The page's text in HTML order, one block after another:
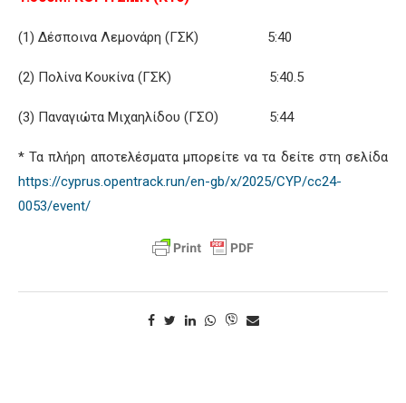
(1) Δέσποινα Λεμονάρη (ΓΣΚ) 5:40
(2) Πολίνα Κουκίνα (ΓΣΚ) 5:40.5
(3) Παναγιώτα Μιχαηλίδου (ΓΣΟ) 5:44
* Τα πλήρη αποτελέσματα μπορείτε να τα δείτε στη σελίδα
https://cyprus.opentrack.run/en-gb/x/2025/CYP/cc24-
0053/event/